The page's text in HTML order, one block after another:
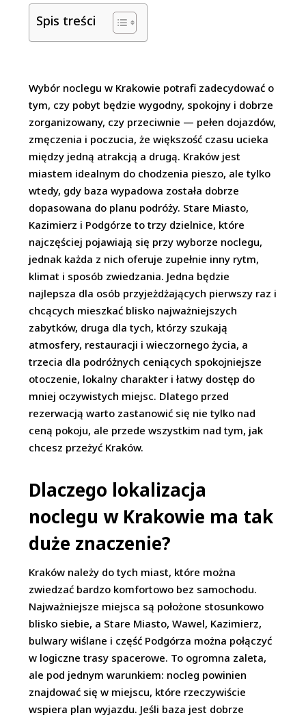
Spis treści
Wybór noclegu w Krakowie potrafi zadecydować o
tym, czy pobyt będzie wygodny, spokojny i dobrze
zorganizowany, czy przeciwnie — pełen dojazdów,
zmęczenia i poczucia, że większość czasu ucieka
między jedną atrakcją a drugą. Kraków jest
miastem idealnym do chodzenia pieszo, ale tylko
wtedy, gdy baza wypadowa została dobrze
dopasowana do planu podróży. Stare Miasto,
Kazimierz i Podgórze to trzy dzielnice, które
najczęściej pojawiają się przy wyborze noclegu,
jednak każda z nich oferuje zupełnie inny rytm,
klimat i sposób zwiedzania. Jedna będzie
najlepsza dla osób przyjeżdżających pierwszy raz i
chcących mieszkać blisko najważniejszych
zabytków, druga dla tych, którzy szukają
atmosfery, restauracji i wieczornego życia, a
trzecia dla podróżnych ceniących spokojniejsze
otoczenie, lokalny charakter i łatwy dostęp do
mniej oczywistych miejsc. Dlatego przed
rezerwacją warto zastanowić się nie tylko nad
ceną pokoju, ale przede wszystkim nad tym, jak
chcesz przeżyć Kraków.
Dlaczego lokalizacja
noclegu w Krakowie ma tak
duże znaczenie?
Kraków należy do tych miast, które można
zwiedzać bardzo komfortowo bez samochodu.
Najważniejsze miejsca są położone stosunkowo
blisko siebie, a Stare Miasto, Wawel, Kazimierz,
bulwary wiślane i część Podgórza można połączyć
w logiczne trasy spacerowe. To ogromna zaleta,
ale pod jednym warunkiem: nocleg powinien
znajdować się w miejscu, które rzeczywiście
wspiera plan wyjazdu. Jeśli baza jest dobrze